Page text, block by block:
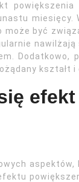
miesięcy.
może być
Dodatkowo,
kształt i